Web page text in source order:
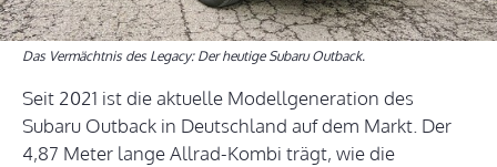
Das Vermächtnis des Legacy: Der heutige Subaru Outback.
Seit 2021 ist die aktuelle Modellgeneration des
Subaru Outback in Deutschland auf dem Markt. Der
4,87 Meter lange Allrad-Kombi trägt, wie die